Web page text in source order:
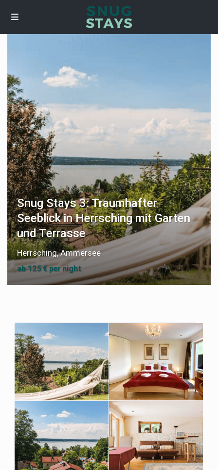
Snug Stays 3: Traumhafter
Seeblick in Herrsching mit Garten
und Terrasse
Herrsching,Ammersee
ab 125 € per night